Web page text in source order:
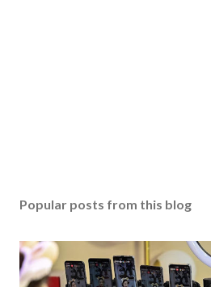
Popular posts from this blog